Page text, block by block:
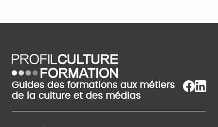
Guides des formations aux métiers
de la culture et des médias